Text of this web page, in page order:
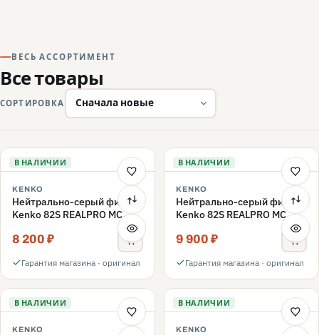
ВЕСЬ АССОРТИМЕНТ
Все товары
СОРТИРОВКА
В НАЛИЧИИ
KENKO
Нейтрально-серый фильтр
Kenko 82S REALPRO MC
8 200 ₽
Гарантия магазина · оригинал
В НАЛИЧИИ
KENKO
Нейтрально-серый фильтр
Kenko 82S REALPRO MC
9 900 ₽
Гарантия магазина · оригинал
В НАЛИЧИИ
KENKO
В НАЛИЧИИ
KENKO